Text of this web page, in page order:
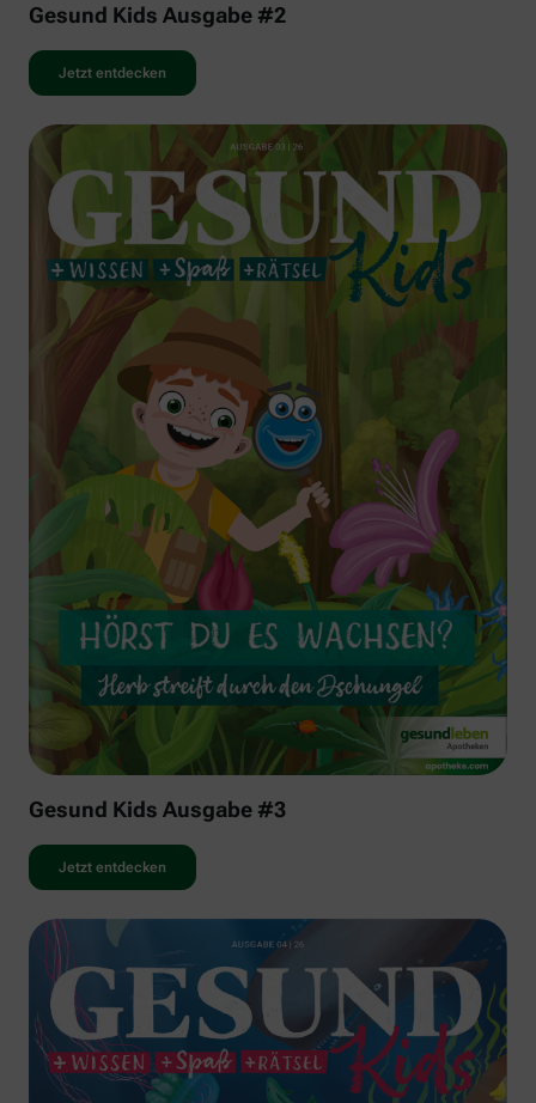
Gesund Kids Ausgabe #2
Jetzt entdecken
Gesund Kids Ausgabe #3
Jetzt entdecken